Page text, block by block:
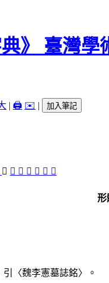
| 🖨️ ✉️ | 加入筆記
󵲔 󵲊 󵲖 󵲍 󵲆 󵲅 󵲄
引〈魏李憲墓誌銘〉。
形